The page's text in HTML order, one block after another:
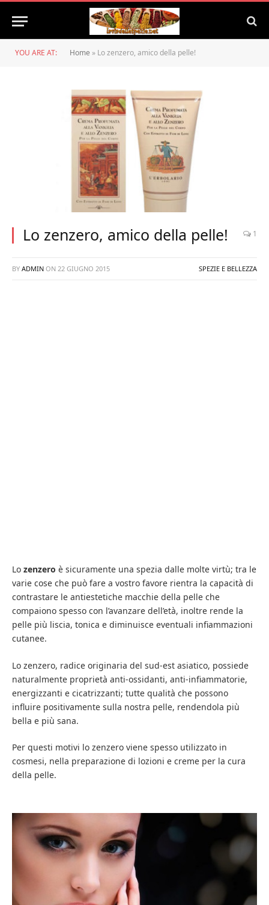
YOU ARE AT: Home » Lo zenzero, amico della pelle!
Lo zenzero, amico della pelle! 1
BY ADMIN ON 22 GIUGNO 2015 SPEZIE E BELLEZZA
Lo zenzero è sicuramente una spezia dalle molte virtù; tra le
varie cose che può fare a vostro favore rientra la capacità di
contrastare le antiestetiche macchie della pelle che
compaiono spesso con l’avanzare dell’età, inoltre rende la
pelle più liscia, tonica e diminuisce eventuali infiammazioni
cutanee.
Lo zenzero, radice originaria del sud-est asiatico, possiede
naturalmente proprietà anti-ossidanti, anti-infiammatorie,
energizzanti e cicatrizzanti; tutte qualità che possono
influire positivamente sulla nostra pelle, rendendola più
bella e più sana.
Per questi motivi lo zenzero viene spesso utilizzato in
cosmesi, nella preparazione di lozioni e creme per la cura
della pelle.